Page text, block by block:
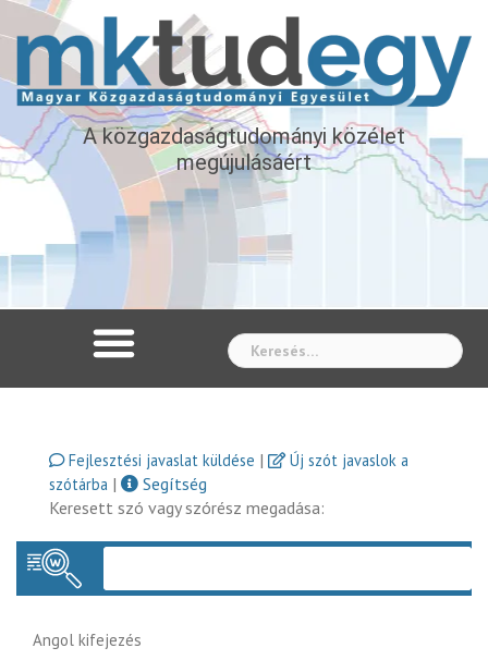
A közgazdaságtudományi közélet
megújulásáért
Fejlesztési javaslat küldése |
Új szót javaslok a
szótárba |
Segítség
Keresett szó vagy szórész megadása:
Angol kifejezés